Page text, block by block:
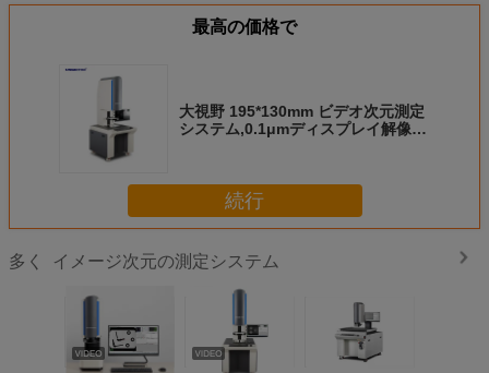
最高の価格で
大視野 195*130mm ビデオ次元測定
システム,0.1μmディスプレイ解像度
続行
多く イメージ次元の測定システム